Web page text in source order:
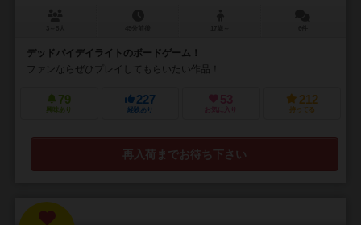
デッドバイデイライトのボードゲーム！
ファンならぜひプレイしてもらいたい作品！
79
興味あり
227
経験あり
53
お気に入り
212
持ってる
再入荷までお待ち下さい